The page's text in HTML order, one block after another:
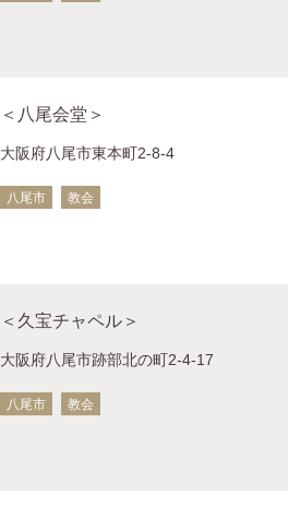
＜八尾会堂＞
大阪府八尾市東本町2-8-4
八尾市 教会
＜久宝チャペル＞
大阪府八尾市跡部北の町2-4-17
八尾市 教会